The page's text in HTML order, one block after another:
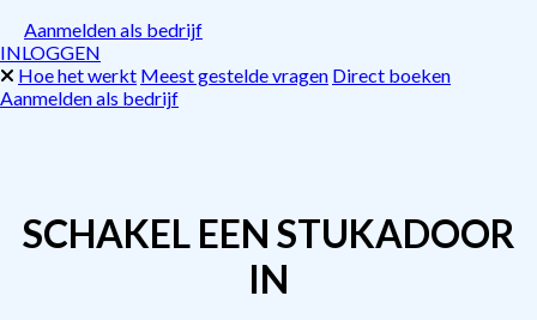
Aanmelden als bedrijf
INLOGGEN
Hoe het werkt Meest gestelde vragen Direct boeken
Aanmelden als bedrijf
SCHAKEL EEN STUKADOOR
IN